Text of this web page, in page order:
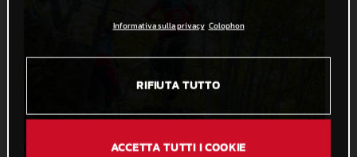
Informativa sulla privacy Colophon
RIFIUTA TUTTO
ACCETTA TUTTI I COOKIE